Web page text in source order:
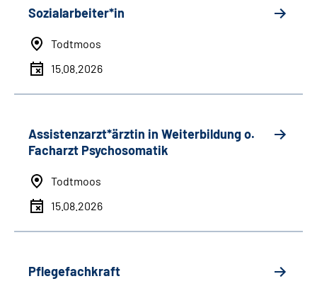
Sozialarbeiter*in
Todtmoos
15.08.2026
Assistenzarzt*ärztin in Weiterbildung o.
Facharzt Psychosomatik
Todtmoos
15.08.2026
Pflegefachkraft